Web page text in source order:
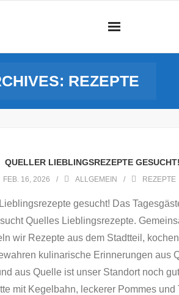
REZEPTE
QUELLER LIEBLINGSREZEPTE
FEB. 16, 2026 ALLGEMEIN REZEPTE
gesucht! Das
Quelles Lieblingsrezepte.
wir Rezepte aus dem Stadtteil,
kulinarische Erinnerungen aus
aus Quelle ist unser Standort noch
mit Kegelbahn, leckerer Pommes und